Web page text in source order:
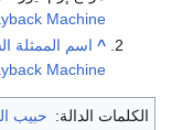
Machine
^ اسم الممثلة
Machine
الكلمات الدالة: حبيب